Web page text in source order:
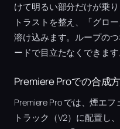
けて明るい部分だけが乗
トラストを整え、「グロ
溶け込みます。ループの
ードで目立たなくできます
Premiere Proでの合成
Premiere Pro では、煙エ
トラック（V2）に配置し